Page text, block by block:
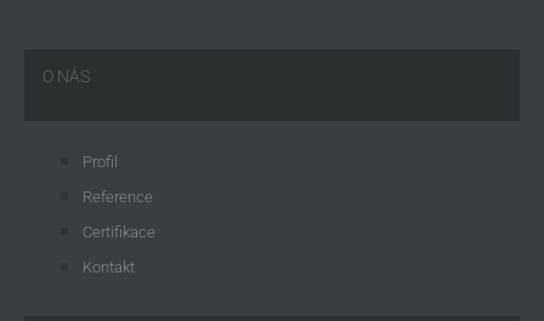
O NÁS
Profil
Reference
Certifikace
Kontakt